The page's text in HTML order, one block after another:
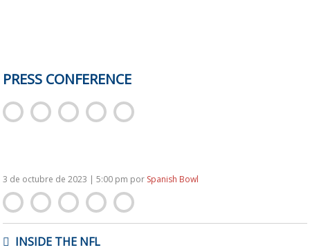
PRESS CONFERENCE
3 de octubre de 2023 | 5:00 pm por Spanish Bowl
DEINSIDE THE NFL